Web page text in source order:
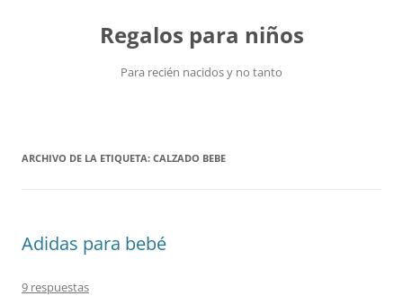
Regalos para niños
Para recién nacidos y no tanto
ARCHIVO DE LA ETIQUETA: CALZADO BEBE
Adidas para bebé
9 respuestas